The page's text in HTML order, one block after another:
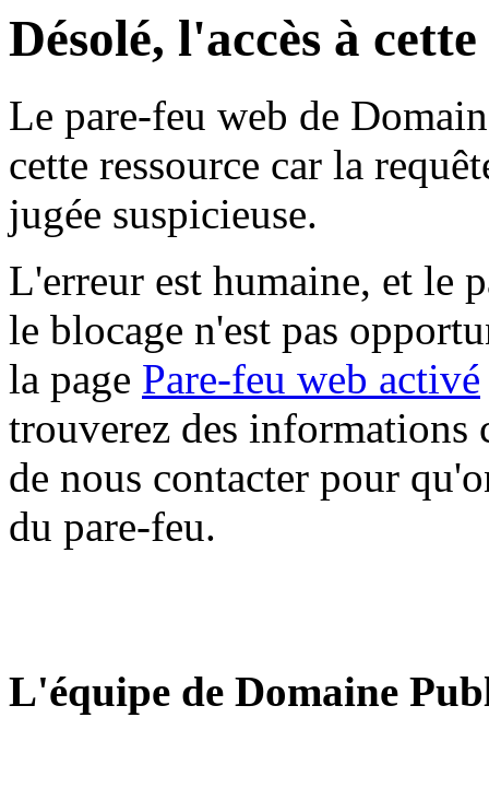
Désolé, l'accès à
Le pare-feu web de
cette ressource car la
jugée suspicieuse.
L'erreur est humaine, et le
le blocage n'est pas
la page Pare-feu web activé
trouverez des informations
de nous contacter pour
du pare-feu.
L'équipe de Domaine